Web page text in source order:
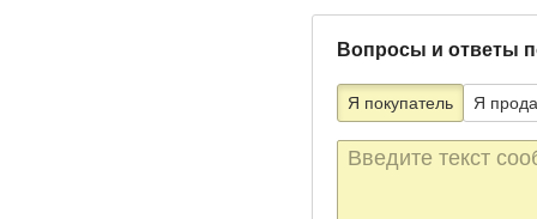
Вопросы и ответы
Я покупатель Я
Текст
сообщения